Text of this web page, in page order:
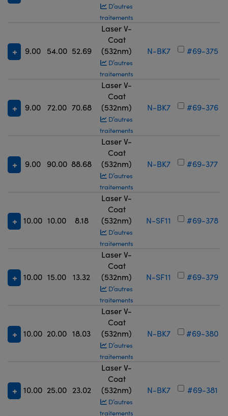
D’autres
traitements
9.00 54.00 52.69
Laser V-
Coat
(532nm)
D’autres
traitements
N-BK7 #69-375
9.00 72.00 70.68
Laser V-
Coat
(532nm)
D’autres
traitements
N-BK7 #69-376
9.00 90.00 88.68
Laser V-
Coat
(532nm)
D’autres
traitements
N-BK7 #69-377
10.00 10.00 8.18
Laser V-
Coat
(532nm)
D’autres
traitements
N-SF11 #69-378
10.00 15.00 13.32
Laser V-
Coat
(532nm)
D’autres
traitements
N-SF11 #69-379
10.00 20.00 18.03
Laser V-
Coat
(532nm)
D’autres
traitements
N-BK7 #69-380
10.00 25.00 23.02
Laser V-
Coat
(532nm)
D’autres
traitements
N-BK7 #69-381